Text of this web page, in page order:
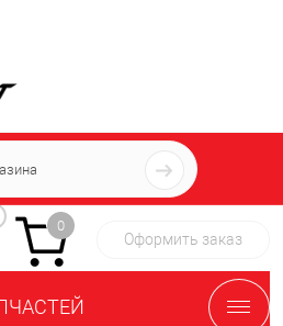
+7 (939) 716-10-06
пн-пт 7:00-16:00 МСК
0
Оформить заказ